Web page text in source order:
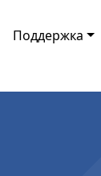
Поддержка